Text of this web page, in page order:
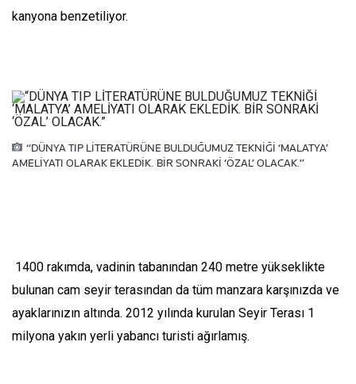
kanyona benzetiliyor.
“DÜNYA TIP LİTERATÜRÜNE BULDUĞUMUZ TEKNİĞİ ‘MALATYA’
AMELİYATI OLARAK EKLEDİK. BİR SONRAKİ ‘ÖZAL’ OLACAK.”
1400 rakımda, vadinin tabanından 240 metre yükseklikte
bulunan cam seyir terasından da tüm manzara karşınızda ve
ayaklarınızın altında. 2012 yılında kurulan Seyir Terası 1
milyona yakın yerli yabancı turisti ağırlamış.